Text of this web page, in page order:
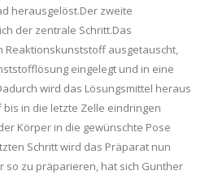
herausgelöst.Der zweite
der zentrale Schritt.Das
Reaktionskunststoff ausgetauscht,
eingelegt und in eine
wird das Lösungsmittel heraus
in die letzte Zelle eindringen
Körper in die gewünschte Pose
Schritt wird das Präparat nun
so zu präparieren, hat sich Gunther